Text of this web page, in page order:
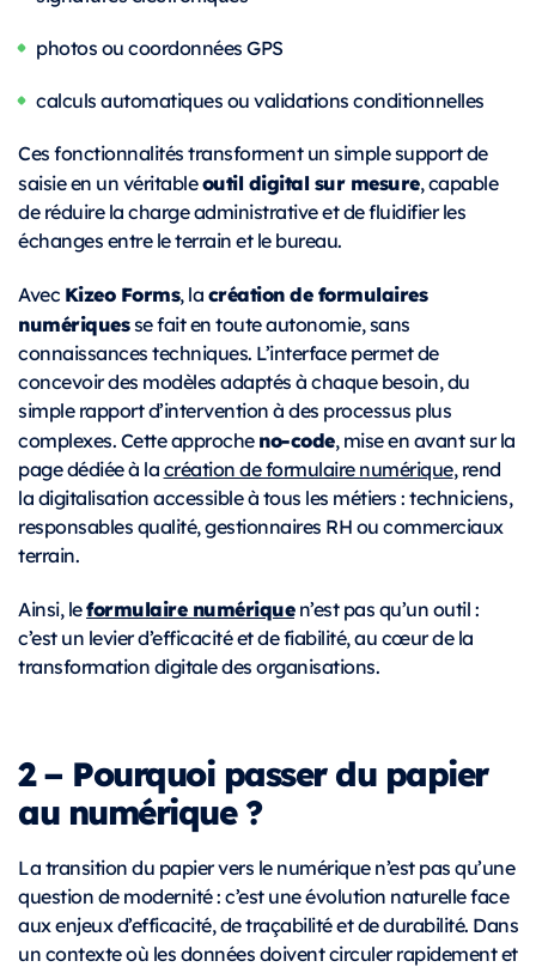
photos ou coordonnées GPS
calculs automatiques ou validations conditionnelles
Ces fonctionnalités transforment un simple support de
saisie en un véritableoutil digital sur mesure, capable
de réduire la charge administrative et de fluidifier les
échanges entre le terrain et le bureau.
Avec Kizeo Forms, lacréation de formulaires
numériquesse fait en toute autonomie, sans
connaissances techniques. L’interface permet de
concevoir des modèles adaptés à chaque besoin, du
simple rapport d’intervention à des processus plus
complexes. Cette approcheno-code, mise en avant sur la
page dédiée à lacréation de formulaire numérique, rend
la digitalisation accessible à tous les métiers : techniciens,
responsables qualité, gestionnaires RH ou commerciaux
terrain.
Ainsi, leformulaire numériquen’est pas qu’un outil :
c’est un levier d’efficacité et de fiabilité, au cœur de la
transformation digitale des organisations.
2 – Pourquoi passer du papier
au numérique ?
La transition du papier vers le numérique n’est pas qu’une
question de modernité : c’est une évolution naturelle face
aux enjeux d’efficacité, de traçabilité et de durabilité. Dans
un contexte où les données doivent circuler rapidement et